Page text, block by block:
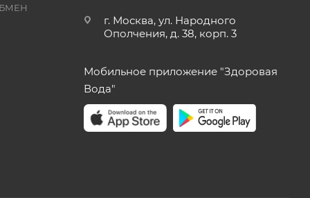
г. Москва, ул. Народного
Ополчения, д. 38, корп. 3
Мобильное приложение "Здоровая
Вода"